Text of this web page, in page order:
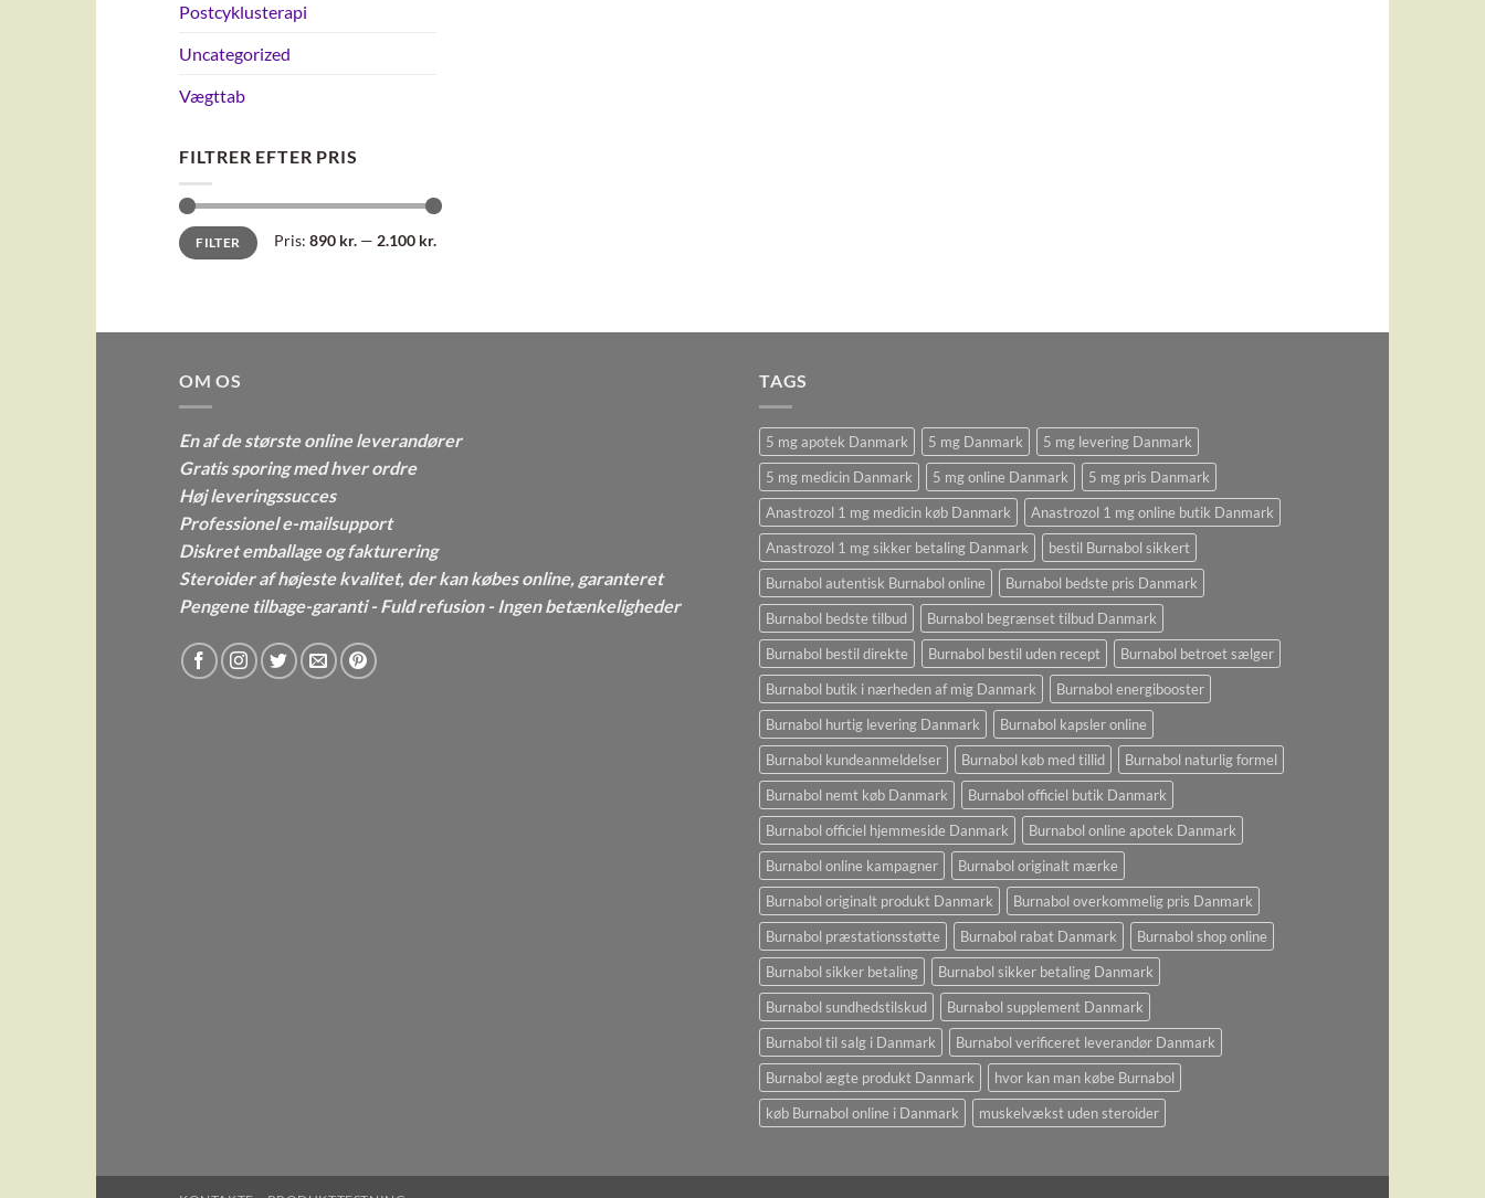
Postcyklusterapi
Uncategorized
Vægttab
FILTRER EFTER PRIS
Mindste
pris
Højeste
prisFILTER Pris: 890 kr.— 2.100 kr.
OM OS
En af de største online leverandører
Gratis sporing med hver ordre
Høj leveringssucces
Professionel e-mailsupport
Diskret emballage og fakturering
Steroider af højeste kvalitet, der kan købes online, garanteret
Pengene tilbage-garanti - Fuld refusion - Ingen betænkeligheder
TAGS
5 mg apotek Danmark 5 mg Danmark
5 mg levering Danmark
5 mg medicin Danmark
5 mg online Danmark
5 mg pris Danmark
Anastrozol 1 mg medicin køb Danmark
Anastrozol 1 mg online butik Danmark
Anastrozol 1 mg sikker betaling Danmark
bestil Burnabol sikkert
Burnabol autentisk Burnabol online
Burnabol bedste pris Danmark
Burnabol bedste tilbud
Burnabol begrænset tilbud Danmark
Burnabol bestil direkte
Burnabol bestil uden recept
Burnabol betroet sælger
Burnabol butik i nærheden af ​​mig Danmark
Burnabol energibooster
Burnabol hurtig levering Danmark
Burnabol kapsler online
Burnabol kundeanmeldelser
Burnabol køb med tillid
Burnabol naturlig formel
Burnabol nemt køb Danmark
Burnabol officiel butik Danmark
Burnabol officiel hjemmeside Danmark
Burnabol online apotek Danmark
Burnabol online kampagner
Burnabol originalt mærke
Burnabol originalt produkt Danmark
Burnabol overkommelig pris Danmark
Burnabol præstationsstøtte
Burnabol rabat Danmark
Burnabol shop online
Burnabol sikker betaling
Burnabol sikker betaling Danmark
Burnabol sundhedstilskud
Burnabol supplement Danmark
Burnabol til salg i Danmark
Burnabol verificeret leverandør Danmark
Burnabol ægte produkt Danmark
hvor kan man købe Burnabol
køb Burnabol online i Danmark
muskelvækst uden steroider